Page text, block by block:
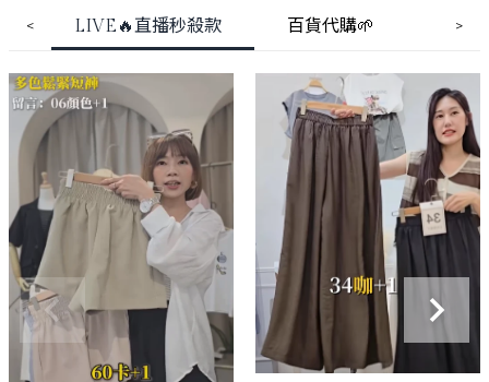
< LIVE🔥直播秒殺款 百貨代購🌱 >
立即選購
立即選購